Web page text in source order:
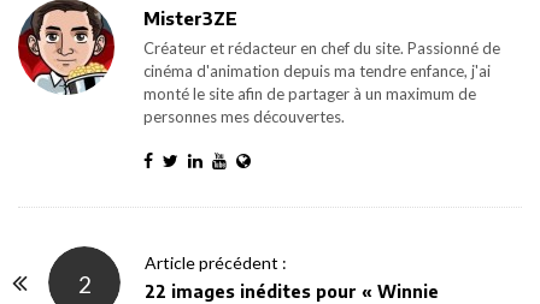
Mister3ZE
Créateur et rédacteur en chef du site. Passionné de
cinéma d'animation depuis ma tendre enfance, j'ai
monté le site afin de partager à un maximum de
personnes mes découvertes.
2
Article précédent :
22 images inédites pour « Winnie